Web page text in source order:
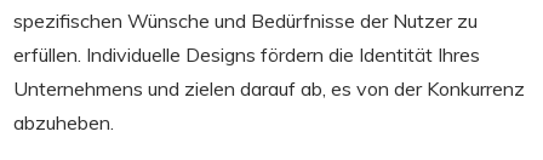
spezifischen Wünsche und Bedürfnisse der Nutzer zu
erfüllen. Individuelle Designs fördern die Identität Ihres
Unternehmens und zielen darauf ab, es von der Konkurrenz
abzuheben.